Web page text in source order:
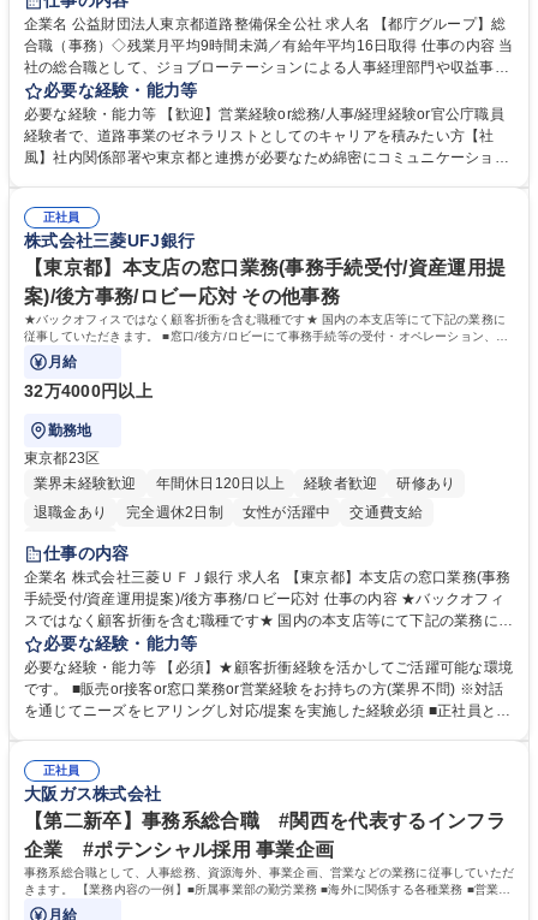
駅近5分以内
資格取得手当あり 食事補助あり
企業名 公益財団法人東京都道路整備保全公社 求人名 【都庁グループ】総
合職（事務）◇残業月平均9時間未満／有給年平均16日取得 仕事の内容 当
社の総合職として、ジョブローテーションによる人事経理部門や収益事業
等のフロント部門の部署等幅広い部署での業務をお任せいたします。研修
制度やキャリア支援が充実しております！ ※下記業務詳細 【業務詳細】■
管理部門：広報、人事、経理など当公社の運営に係る管理業務 ■収益部
門：駐車場の新規開拓、管理運営、新宿駅西口広場の「イベントコーナ
道路施設や道路工事現場の見学ツアー事業 ※入社後は上記いずれかの部門
へ配属。※業務内容変更の範囲：会社の定める業務 募集職種 【都庁グル
ープ】総合職（事務）◇残業月平均9時間未満／有給年平均16日取得
必要な経験・能力等
必要な経験・能力等 【歓迎】営業経験or総務/人事/経理経験or官公庁職員
経験者で、道路事業のゼネラリストとしてのキャリアを積みたい方【社
風】社内関係部署や東京都と連携が必要なため綿密にコミュニケーション
部門など多岐に渡る業務を経験できます。 ■様々なプロジェクト：駐車場
事業の他、新宿駅西口広場内に設置された照明を兼ねた広告「ブライトサ
イン」の管理運営を行うなど、事業収益を生み出す活動を積極的に行って
います。 学歴・資格 学歴：大学院 大学 高専 短大 専修学校 高校 語学力：
資格：
正社員
株式会社三菱UFJ銀行
【東京都】本支店の窓口業務(事務手続受付/資産運用提
案)/後方事務/ロビー応対 その他事務
★バックオフィスではなく顧客折衝を含む職種です★ 国内の本支店等にて下記の業務に
従事していただきます。 ■窓口/後方/ロビーにて事務手続等の受付・オペレーション、お
客様対応
月給
32万4000円以上
勤務地
東京都23区
業界未経験歓迎
年間休日120日以上 経験者歓迎
研修あり
退職金あり
完全週休2日制 女性が活躍中
交通費支給
土日祝休み
仕事の内容
企業名 株式会社三菱ＵＦＪ銀行 求人名 【東京都】本支店の窓口業務(事務
手続受付/資産運用提案)/後方事務/ロビー応対 仕事の内容 ★バックオフィ
スではなく顧客折衝を含む職種です★ 国内の本支店等にて下記の業務に従
事していただきます。 ■窓口/後方/ロビーにて事務手続等の受付・オペレ
ーション、お客様対応 ■窓口にて、ご来店された個人のお客様に対して金
融商品のご提案 ■効率的な事務運用の検討・構築等 ≪業務紹介：ご応募前
に必ずご覧ください≫ ※記事 https://www.mysite.bk.mufg.jp/career/circle/
必要な経験・能力等
必要な経験・能力等 【必須】★顧客折衝経験を活かしてご活躍可能な環境
です。 ■販売or接客or窓口業務or営業経験をお持ちの方(業界不問) ※対話
を通じてニーズをヒアリングし対応/提案を実施した経験必須 ■正社員とし
るので安心して入行いただけます。 幅広いキャリアの選択肢があり、公募
や社内副業等を活用し、 一人ひとりが挑戦できるカルチャーが浸透してい
ます。 学歴・資格 学歴：大学院 大学 高専 短大 専修学校 高校 語学力：
資格：
正社員
大阪ガス株式会社
【第二新卒】事務系総合職 #関西を代表するインフラ
企業 #ポテンシャル採用 事業企画
事務系総合職として、人事総務、資源海外、事業企画、営業などの業務に従事していただ
きます。 【業務内容の一例】■所属事業部の勤労業務 ■海外に関係する各種業務 ■営業部
門の企画スタッフ、ルート営業
月給